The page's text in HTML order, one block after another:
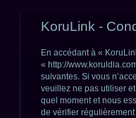
KoruLink -
En accédant à «
« http://
suivantes. Si vous
veuillez ne pas utiliser
quel moment et nous
de vérifier